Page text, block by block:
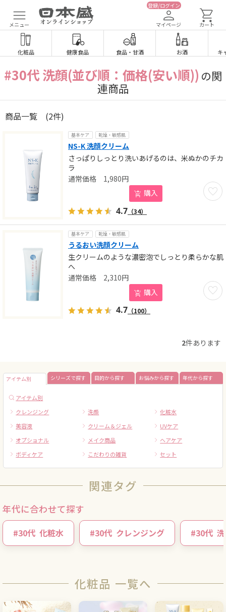
メニュー
登録/ログイン
マイページ カート
化粧品 健康食品 食品・ 甘酒 お酒 キ
#30代 洗顔(並び順：価格(安い順)) の関
連商品
商品一覧 (2件)
基本ケア 乾燥・敏感肌
NS-K 洗顔クリーム
さっぱりしっとり洗いあげるのは、米ぬかのチカ
ラ
お気
1,980円
購入
4.7 （34）
基本ケア 乾燥・敏感肌
うるおい洗顔クリーム
生クリームのような濃密泡でしっとり柔らかな肌
へ
お気
2,310円
購入
4.7 （100）
2件あります
アイテム別 シリーズで探す 目的から探す お悩みから探す 年代から探す
アイテム別
クレンジング
洗顔
化粧水
美容液
クリーム＆ジェル
UVケア
オプショナル
メイク商品
ヘアケア
ボディケア
こだわりの雑貨 セット
関連タグ
年代に合わせて探す
#30代 化粧水 #30代 クレンジング #30代
化粧品 一覧へ